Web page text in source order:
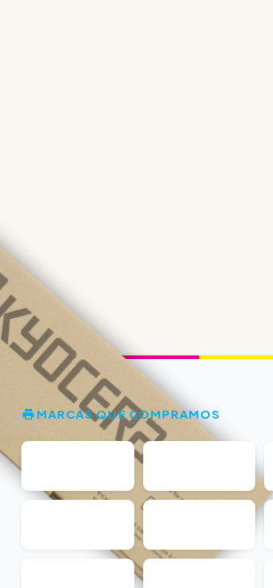
MARCAS QUE COMPRAMOS